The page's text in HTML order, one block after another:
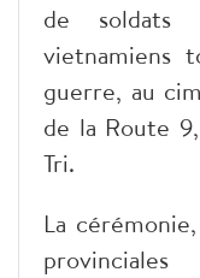
de soldats
vietnamiens
guerre, au
de la Route
Tri.
La